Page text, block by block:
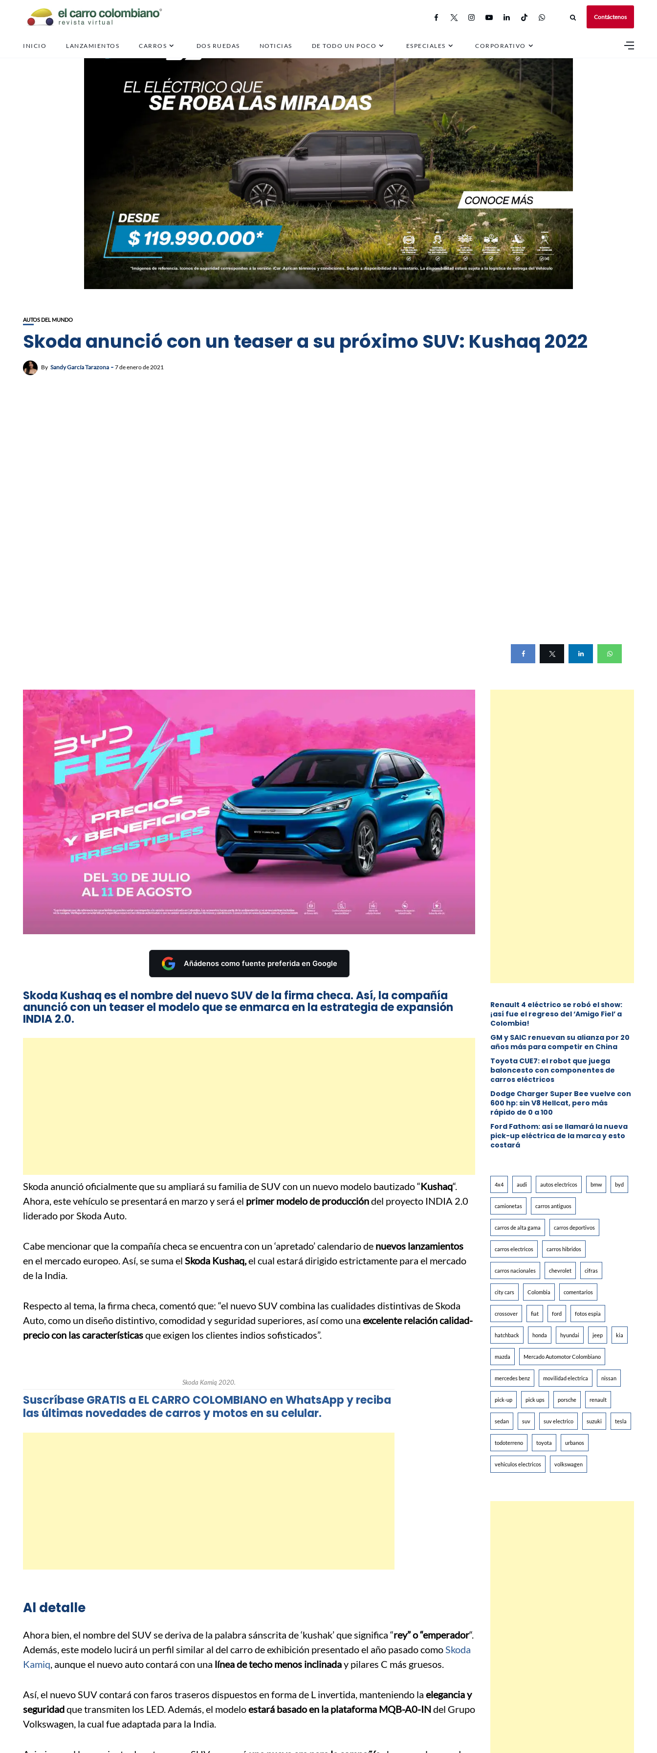
Contáctenos
INICIO LANZAMIENTOS CARROS DOS RUEDAS NOTICIAS DE TODO UN POCO ESPECIALES CORPORATIVO
AUTOS DEL MUNDO
Skoda anunció con un teaser a su próximo SUV: Kushaq 2022
By Sandy García Tarazona 7 de enero de 2021
Añádenos como fuente preferida en Google
Skoda Kushaq es el nombre del nuevo SUV de la firma checa. Así, la compañía
anunció con un teaser el modelo que se enmarca en la estrategia de expansión
INDIA 2.0.
Skoda anunció oficialmente que su ampliará su familia de SUV con un nuevo modelo bautizado “Kushaq“.
Ahora, este vehículo se presentará en marzo y será el primer modelo de produccióndel proyecto INDIA 2.0
liderado por Skoda Auto.
Cabe mencionar que la compañía checa se encuentra con un ‘apretado’ calendario de nuevos lanzamientos
en el mercado europeo. Así, se suma el Skoda Kushaq,el cual estará dirigido estrictamente para el mercado
de la India.
Respecto al tema, la firma checa, comentó que: “el nuevo SUV combina las cualidades distintivas de Skoda
Auto, como un diseño distintivo, comodidad y seguridad superiores, así como una excelente relación calidad-
precio con las característicasque exigen los clientes indios sofisticados”.
Skoda Kamiq 2020.
Suscríbase GRATIS a EL CARRO COLOMBIANO en WhatsApp y reciba
las últimas novedades de carros y motos en su celular.
Al detalle
Ahora bien, el nombre del SUV se deriva de la palabra sánscrita de ‘kushak’ que significa “rey” o “emperador“.
Además, este modelo lucirá un perfil similar al del carro de exhibición presentado el año pasado comoSkoda
Kamiq, aunque el nuevo auto contará con una línea de techo menos inclinaday pilares C más gruesos.
Así, el nuevo SUV contará con faros traseros dispuestos en forma de L invertida, manteniendo la elegancia y
seguridadque transmiten los LED. Además, el modeloestará basado en la plataforma MQB-A0-INdel Grupo
Volkswagen, la cual fue adaptada para la India.
Renault 4 eléctrico se robó el show:
¡así fue el regreso del ‘Amigo Fiel’ a
Colombia!
GM y SAIC renuevan su alianza por 20
años más para competir en China
Toyota CUE7: el robot que juega
baloncesto con componentes de
carros eléctricos
Dodge Charger Super Bee vuelve con
600 hp: sin V8 Hellcat, pero más
rápido de 0 a 100
Ford Fathom: así se llamará la nueva
pick-up eléctrica de la marca y esto
costará
4x4 audi autos electricos bmw byd
camionetas carros antiguos
carros de alta gama carros deportivos
carros electricos carros hibridos
carros nacionales chevrolet cifras
city cars Colombia comentarios
crossover fiat ford fotos espia
hatchback honda hyundai jeep kia
mazda Mercado Automotor Colombiano
mercedes benz movilidad electrica nissan
pick-up pick ups porsche renault
sedan suv suv electrico suzuki tesla
todoterreno toyota urbanos
vehiculos electricos volkswagen